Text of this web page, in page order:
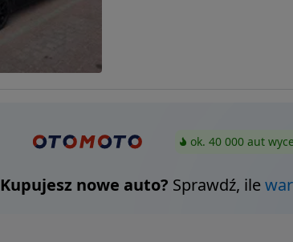
ok. 40 000 aut
Kupujesz nowe auto? Sprawdź, ile